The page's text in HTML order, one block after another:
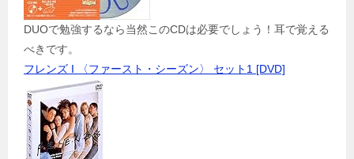
DUOで勉強するなら当然このCDは必要でしょう！耳で覚える
べきです。
フレンズ I 〈ファースト・シーズン〉 セット1 [DVD]